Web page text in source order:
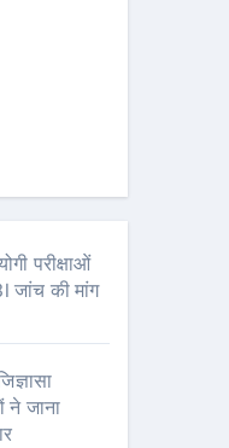
परीक्षाओं
जांच की मांग
ने जाना